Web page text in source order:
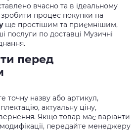
вчасно та в ідеальному
зробити процес покупки на
ще простішим та приємнішим,
послуги по доставці Музичні
перед
точну назву або артикул,
актуальну ціну,
Якщо товар має варіанти
передайте менеджеру